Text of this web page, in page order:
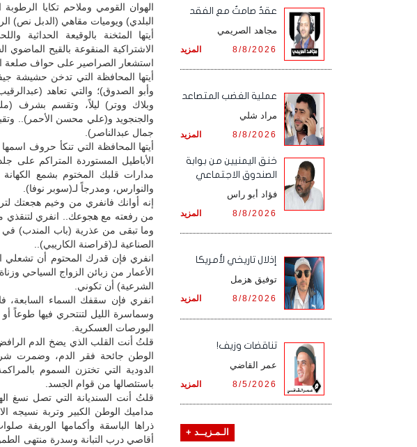
الهوان القومي وملاحم تكايا
البلدي) ويوميات مقاهي (الدبل نص)
أيتها المثخنة بالوقيعة الحداثية
الاشتراكية المنقوعة بالقيح
استشعار الصراصير على حواف صلعة
أيتها المحافظة التي تدخن حشيشة
وأبو الصدوق)؛ والتي تعاهد
وبلاك ووتر) ليلاً، وتقسم بشرف
والجنجويد و(علي محسن الأحمر)..
جمال عبدالناصر).
أيتها المحافظة التي تنكأ حروف
الأباطيل المستوردة المتراكم على
مدارات قلبك المختوم بشمع
والنوارس، ومدرجاً لـ(سوبر نوفا).
إنه أوانك فانفري من وخيم هجعتك
من رفعته مع هجوعك.. انفري لتنقذي
وما تبقى من عذرية (باب المندب) في
الصناعية لـ(قراصنة الكاريبي)..
انفري فإن قدرك المحتوم أن تشعلي
الأعمار من زبائن الزواج السياحي
الشرعية) أن تكوني.
انفري فإن سقفك السماء السابعة،
وسماسرة الليل لتنتحري فيها طوعاً
البورصات العسكرية.
قلتُ أنت القلب الذي يضخ الدم
الوطن جائحة فقر الدم، وضمرت
الدودية التي تختزن السموم
باستئصالها من قوام الجسد.
قلتُ أنت السنديانة التي تصل نسغ
مداميك الوطن الكبير وتربة نسيجه
ذراها الباسقة وأكمامها الوريفة
أقاصي درب التبانة وسدرة منتهى
عقدٌ صامتٌ مع الفقد
مجاهد الصريمي
المزيد 8/8/2026
‏عملية الغضب المتصاعد
مراد شلي
المزيد 8/8/2026
خنق اليمنيين من بوابة
الصندوق الاجتماعي
فؤاد أبو راس
المزيد 8/8/2026
إذلال تاريخي لأمريكا
توفيق هزمل
المزيد 8/8/2026
تناقضات وزيف!
عمر القاضي
المزيد 8/5/2026
الـمـزيــد +